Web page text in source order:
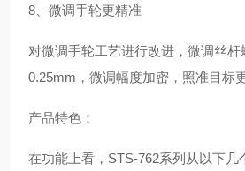
8、微调手轮更精准
对微调手轮工艺进行改进，微调丝杆
0.25mm，微调幅度加密，照准目标
产品特色：
在功能上看， STS-762系列从以下几